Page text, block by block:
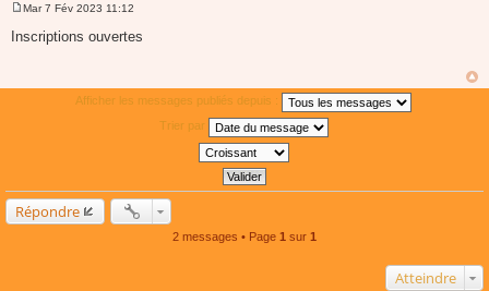
s
Mar 7 Fév 2023 11:12
Inscriptions ouvertes
Afficher les messages publiés depuis :
Trier par
Répondre
2 messages • Page 1 sur 1
Atteindre